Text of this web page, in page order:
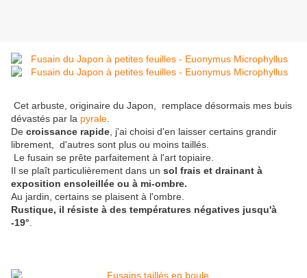
Cet arbuste, originaire du Japon, remplace désormais mes buis
dévastés par la pyrale
De croissance rapide , j'ai choisi d'en laisser certains grandir
librement, d'autres sont plus ou moins taillés.
Le fusain se prête parfaitement à l'art topiaire.
Il se plaît particulièrement dans un sol frais et drainant à
exposition ensoleillée ou à mi-ombre.
Au jardin, certains se plaisent à l'ombre.
Rustique, il résiste à des températures négatives jusqu'à
-19°